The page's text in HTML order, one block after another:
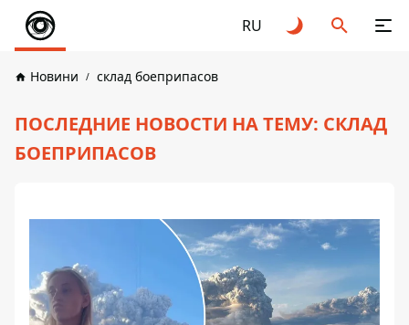
RU
Новини склад боеприпасов
ПОСЛЕДНИЕ НОВОСТИ НА ТЕМУ: СКЛАД
БОЕПРИПАСОВ